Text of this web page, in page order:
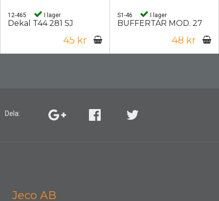
12-465 I lager
Dekal T44 281 SJ
45 kr
S1-46 I lager
BUFFERTAR MOD. 27
48 kr
Dela:
Jeco AB